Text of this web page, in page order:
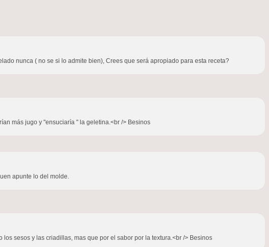
nunca ( no se si lo admite bien), Crees que será apropiado para esta receta?
más jugo y "ensuciaría " la geletina.<br /> Besinos
apunte lo del molde.
sesos y las criadillas, mas que por el sabor por la textura.<br /> Besinos